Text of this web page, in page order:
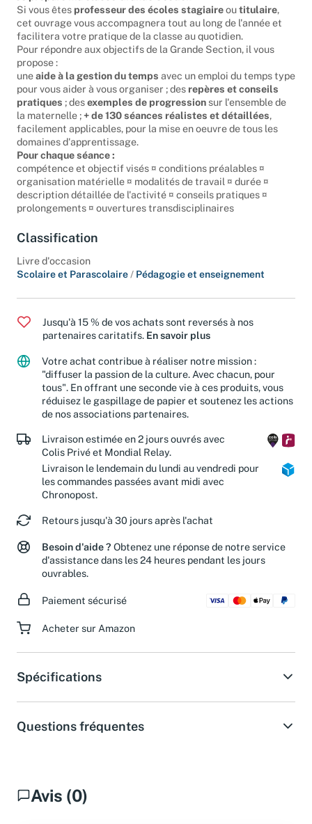
Je prépare ma classe Grande Section
Si vous êtes professeur des écoles stagiaire ou titulaire,
cet ouvrage vous accompagnera tout au long de l'année et
facilitera votre pratique de la classe au quotidien.
Pour répondre aux objectifs de la Grande Section, il vous
propose :
uneaide à la gestion du tempsavec un emploi du temps type
pour vous aider à vous organiser ; desrepères et conseils
pratiques; des exemples de progressionsur l'ensemble de
la maternelle ;+ de 130 séances réalistes et détaillées,
facilement applicables, pour la mise en oeuvre de tous les
domaines d'apprentissage.
Pour chaque séance :
compétence et objectif visés ¤ conditions préalables ¤
organisation matérielle ¤ modalités de travail ¤ durée ¤
description détaillée de l'activité ¤ conseils pratiques ¤
prolongements ¤ ouvertures transdisciplinaires
Classification
Livre d'occasion
Jusqu'à 15 % de vos achats sont reversés à nos
partenaires caritatifs.
En savoir plus
Votre achat contribue à réaliser notre mission :
"diffuser la passion de la culture. Avec chacun, pour
tous". En offrant une seconde vie à ces produits, vous
réduisez le gaspillage de papier et soutenez les actions
de nos associations partenaires.
Livraison estimée en 2 jours ouvrés avec
Colis Privé et Mondial Relay.
Livraison le lendemain du lundi au vendredi pour
les commandes passées avant midi avec
Retours jusqu'à 30 jours après l'achat
Besoin d'aide ?Obtenez une réponse de notre service
d'assistance dans les 24 heures pendant les jours
Spécifications
Questions fréquentes
Avis (0)